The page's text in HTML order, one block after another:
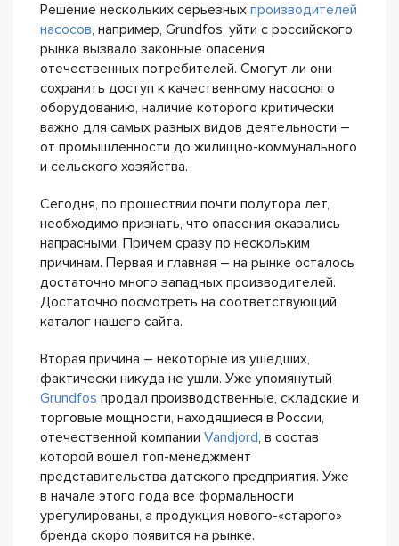
Решение нескольких серьезных производителей
насосов, например, Grundfos, уйти с российского
рынка вызвало законные опасения
отечественных потребителей. Смогут ли они
сохранить доступ к качественному насосного
оборудованию, наличие которого критически
важно для самых разных видов деятельности –
от промышленности до жилищно-коммунального
и сельского хозяйства.
Сегодня, по прошествии почти полутора лет,
необходимо признать, что опасения оказались
напрасными. Причем сразу по нескольким
причинам. Первая и главная – на рынке осталось
достаточно много западных производителей.
Достаточно посмотреть на соответствующий
каталог нашего сайта.
Вторая причина – некоторые из ушедших,
фактически никуда не ушли. Уже упомянутый
Grundfos продал производственные, складские и
торговые мощности, находящиеся в России,
отечественной компании Vandjord, в состав
которой вошел топ-менеджмент
представительства датского предприятия. Уже
в начале этого года все формальности
урегулированы, а продукция нового-«старого»
бренда скоро появится на рынке.